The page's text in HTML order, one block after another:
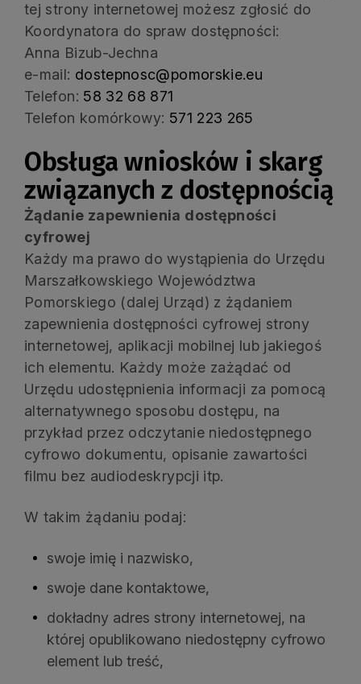
tej strony internetowej możesz zgłosić do
Koordynatora do spraw dostępności:
Anna Bizub-Jechna
e-mail: dostepnosc@pomorskie.eu
Telefon: 58 32 68 871
Telefon komórkowy: 571 223 265
Obsługa wniosków i skarg
związanych z dostępnością
Żądanie zapewnienia dostępności
cyfrowej
Każdy ma prawo do wystąpienia do Urzędu
Marszałkowskiego Województwa
Pomorskiego (dalej Urząd) z żądaniem
zapewnienia dostępności cyfrowej strony
internetowej, aplikacji mobilnej lub jakiegoś
ich elementu. Każdy może zażądać od
Urzędu udostępnienia informacji za pomocą
alternatywnego sposobu dostępu, na
przykład przez odczytanie niedostępnego
cyfrowo dokumentu, opisanie zawartości
filmu bez audiodeskrypcji itp.
W takim żądaniu podaj:
swoje imię i nazwisko,
swoje dane kontaktowe,
dokładny adres strony internetowej, na
której opublikowano niedostępny cyfrowo
element lub treść,